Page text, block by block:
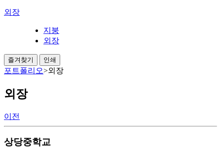
외장
지붕
외장
즐겨찾기 인쇄
포트폴리오>외장
외장
이전
상당중학교